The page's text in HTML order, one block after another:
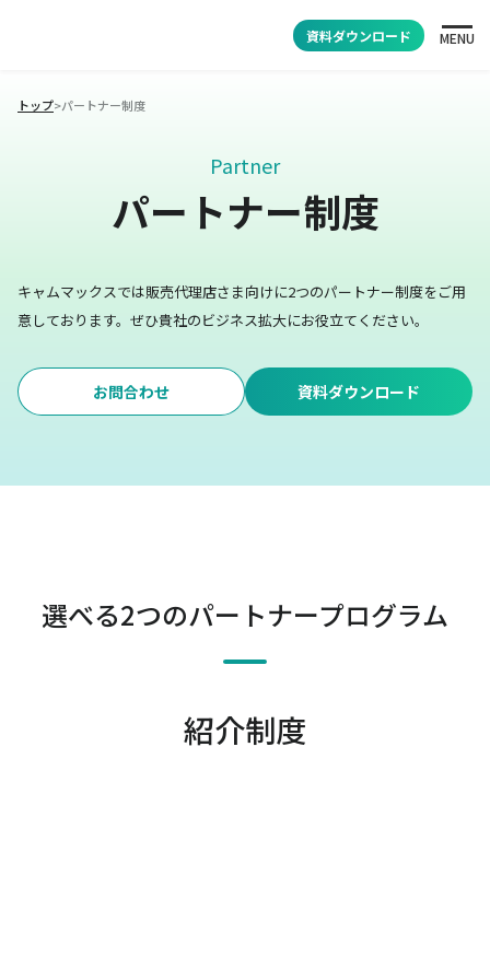
資料ダウンロード MENU
トップ>パートナー制度
Partner
パートナー制度
キャムマックスでは販売代理店さま向けに2つのパートナー制度をご用
意しております。 ぜひ貴社のビジネス拡大にお役立てください。
お問合わせ 資料ダウンロード
選べる2つのパートナープログラム
紹介制度